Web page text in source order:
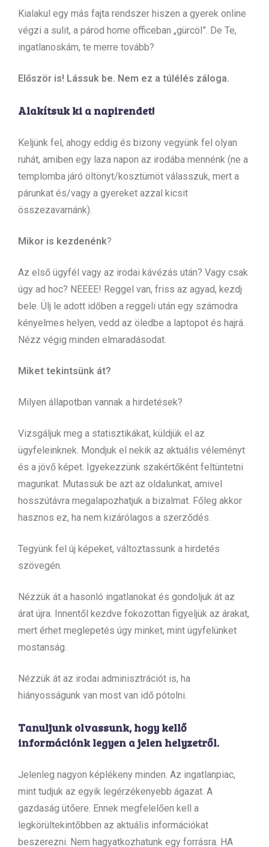
Kialakul egy más fajta rendszer hiszen a gyerek online
végzi a sulit, a párod home officeban „gürcöl”. De Te,
ingatlanoskám, te merre tovább?
Először is! Lássuk be. Nem ez a túlélés záloga.
Alakítsuk ki a napirendet!
Keljünk fel, ahogy eddig és bizony vegyünk fel olyan
ruhát, amiben egy laza napon az irodába mennénk (ne a
templomba járó öltönyt/kosztümöt válasszuk, mert a
párunkat és/vagy a gyereket azzal kicsit
összezavarnánk).
Mikor is kezdenénk?
Az első ügyfél vagy az irodai kávézás után? Vagy csak
úgy ad hoc? NEEEE! Reggel van, friss az agyad, kezdj
bele. Ülj le adott időben a reggeli után egy számodra
kényelmes helyen, vedd az öledbe a laptopot és hajrá.
Nézz végig minden elmaradásodat.
Miket tekintsünk át?
Milyen állapotban vannak a hirdetések?
Vizsgáljuk meg a statisztikákat, küldjük el az
ügyfeleinknek. Mondjuk el nekik az aktuális véleményt
és a jövő képet. Igyekezzünk szakértőként feltüntetni
magunkat. Mutassuk be azt az oldalunkat, amivel
hosszútávra megalapozhatjuk a bizalmat. Főleg akkor
hasznos ez, ha nem kizárólagos a szerződés.
Tegyünk fel új képeket, változtassunk a hirdetés
szövegén.
Nézzük át a hasonló ingatlanokat és gondoljuk át az
árat újra. Innentől kezdve fokozottan figyeljük az árakat,
mert érhet meglepetés úgy minket, mint ügyfelünket
mostanság.
Nézzük át az irodai adminisztrációt is, ha
hiányosságunk van most van idő pótolni.
Tanuljunk olvassunk, hogy kellő
információnk legyen a jelen helyzetről.
Jelenleg nagyon képlékeny minden. Az ingatlanpiac,
mint tudjuk az egyik legérzékenyebb ágazat. A
gazdaság ütőere. Ennek megfelelően kell a
legkörültekintőbben az aktuális információkat
beszerezni. Nem hagyatkozhatunk egy forrásra. HA